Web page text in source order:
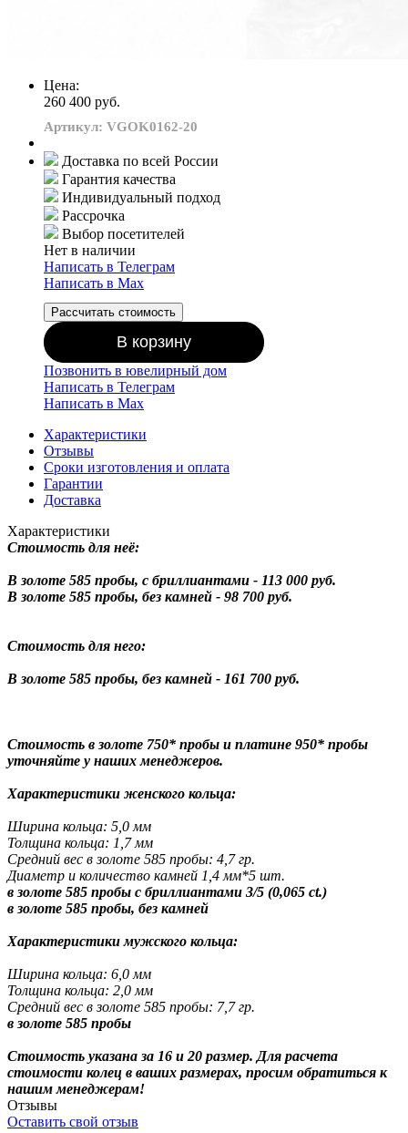
Цена:
260 400 руб.
Артикул: VGOK0162-20
Доставка по всей России
Гарантия качества
Индивидуальный подход
Рассрочка
Выбор посетителей
Нет в наличии
Написать в Телеграм
Написать в Мах
Рассчитать стоимость
В корзину
Позвонить в ювелирный дом
Написать в Телеграм
Написать в Мах
Характеристики
Отзывы
Сроки изготовления и оплата
Гарантии
Доставка
Характеристики
Стоимость для неё:
В золоте 585 пробы, с бриллиантами - 113 000 руб.
В золоте 585 пробы, без камней - 98 700 руб.
Стоимость для него:
В золоте 585 пробы, без камней - 161 700 руб.
Стоимость в золоте 750* пробы и платине 950* пробы
уточняйте у наших менеджеров.
Характеристики женского кольца:
Ширина кольца: 5,0 мм
Толщина кольца: 1,7 мм
Средний вес в золоте 585 пробы: 4,7 гр.
Диаметр и количество камней 1,4 мм*5 шт.
в золоте 585 пробы с бриллиантами 3/5 (0,065 ct.)
в золоте 585 пробы, без камней
Характеристики мужского кольца:
Ширина кольца: 6,0 мм
Толщина кольца: 2,0 мм
Средний вес в золоте 585 пробы: 7,7 гр.
в золоте 585 пробы
Стоимость указана за 16 и 20 размер. Для расчета
стоимости колец в ваших размерах, просим обратиться к
нашим менеджерам!
Отзывы
Оставить свой отзыв